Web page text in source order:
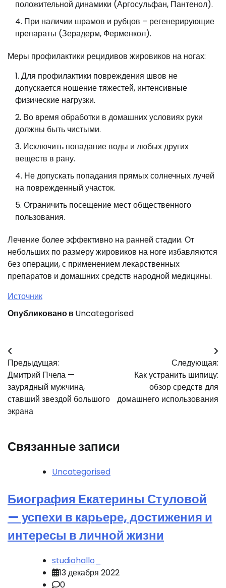
положительной динамики (Аргосульфан, Пантенол).
При наличии шрамов и рубцов – регенерирующие
препараты (Зерадерм, Ферменкол).
Меры профилактики рецидивов жировиков на ногах:
Для профилактики повреждения швов не
допускается ношение тяжестей, интенсивные
физические нагрузки.
Во время обработки в домашних условиях руки
должны быть чистыми.
Исключить попадание воды и любых других
веществ в рану.
Не допускать попадания прямых солнечных лучей
на поврежденный участок.
Ограничить посещение мест общественного
пользования.
Лечение более эффективно на ранней стадии. От
небольших по размеру жировиков на ноге избавляются
без операции, с применением лекарственных
препаратов и домашних средств народной медицины.
Источник
Опубликовано вUncategorised
Навигация
по
записям
Предыдущая:
Дмитрий Пчела —
заурядный мужчина,
ставший звездой большого
экрана
Следующая:
Как устранить шипицу:
обзор средств для
домашнего использования
Связанные записи
Uncategorised
Биография Екатерины Стуловой
— успехи в карьере, достижения и
интересы в личной жизни
studiohallo_
13 декабря 2022
0